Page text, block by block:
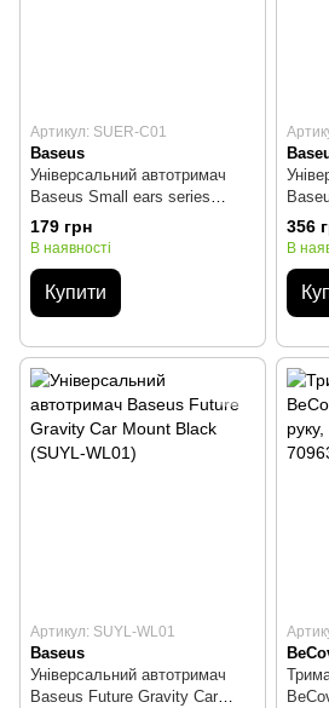
Артикул: SUER-C01
Baseus
Універсальний автотримач
Baseus Small ears series
Magnetic suction bracket (Flat
type) black (SUER-C01)
179 грн
В наявності
Купити
356
В
Артикул: SUYL-WL01
Baseus
Універсальний автотримач
Baseus Future Gravity Car